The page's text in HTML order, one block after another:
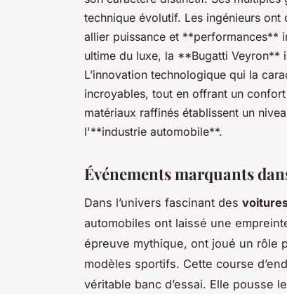
technique évolutif. Les ingénieurs
allier puissance et **performances**
ultime du luxe, la **Bugatti Veyron**
L’innovation technologique qui la
incroyables, tout en offrant un
matériaux raffinés établissent un
l'**industrie automobile**.
Événements marquants
Dans l’univers fascinant des
automobiles ont laissé une
épreuve mythique, ont joué un rôle
modèles sportifs. Cette course
véritable banc d’essai. Elle pousse